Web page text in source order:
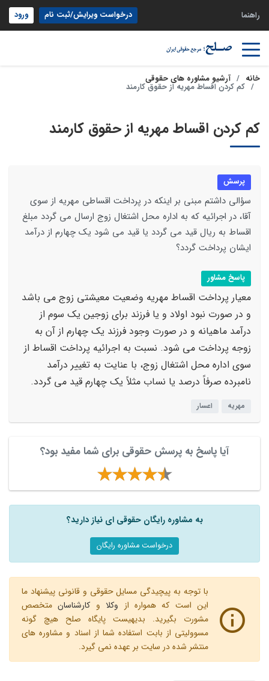
راهنما درخواست ویرایش/ثبت نام ورود
خانه آرشیو مشاوره های حقوقی
کم کردن اقساط مهریه از حقوق کارمند
کم کردن اقساط مهریه از حقوق کارمند
پرسش
سؤالی داشتم مبنی بر اینکه در پرداخت اقساطی مهریه از سوی
آقا، در اجرائیه که به اداره محل اشتغال زوج ارسال می گردد مبلغ
اقساط به ریال قید می گردد یا قید می شود یک چهارم از درآمد
ایشان پرداخت گردد؟
پاسخ مشاور
معیار پرداخت اقساط مهریه وضعیت معیشتی زوج می باشد
و در صورت نبود اولاد و یا فرزند برای زوجین یک سوم از
درآمد ماهیانه و در صورت وجود فرزند یک چهارم از آن به
زوجه پرداخت می شود. نسبت به اجرائیه پرداخت اقساط از
سوی اداره محل اشتغال زوج، با عنایت به تغییر درآمد
نامبرده صرفاً درصد یا نساب مثلاً یک چهارم قید می گردد.
مهریه اعسار
آیا پاسخ به پرسش حقوقی برای شما مفید بود؟
به مشاوره رایگان حقوقی ای نیاز دارید؟
درخواست مشاوره رایگان
با توجه به پیچیدگی مسایل حقوقی و قانونی پیشنهاد ما
این است که همواره از وکلاو کارشناسانمتخصص
مشورت بگیرید. بدیهیست پایگاه صلح هیچ گونه
مسوولیتی از بابت استفاده شما از اسناد و مشاوره های
منتشر شده در سایت بر عهده نمی گیرد.